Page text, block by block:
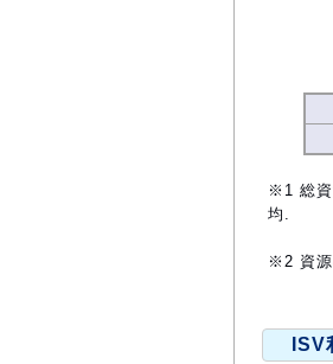
※1 総資
均.
※2 資源
ISV